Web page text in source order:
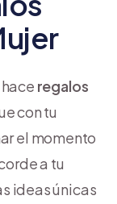
regalos
con tu
el momento
a tu
ideas únicas